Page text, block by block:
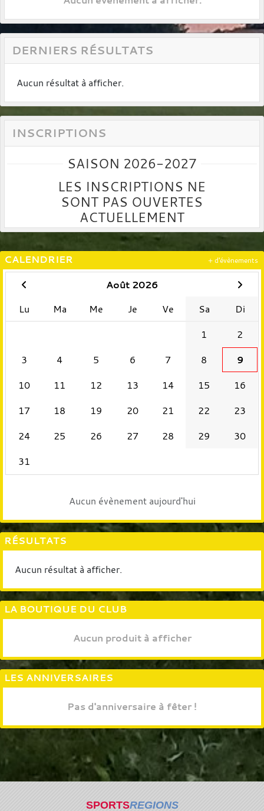
DERNIERS RÉSULTATS
Aucun résultat à afficher.
INSCRIPTIONS
SAISON 2026-2027
LES INSCRIPTIONS NE
SONT PAS OUVERTES
ACTUELLEMENT
CALENDRIER
Août 2026
Lu
Ma Me Je Ve Sa
Di
1
2
3
4 5 6 7 8
9
10
11 12 13 14 15
16
17
18 19 20 21 22
23
24
25 26 27 28 29
30
31
Aucun évènement aujourd'hui
+ d'évènements
RÉSULTATS
Aucun résultat à afficher.
LA BOUTIQUE DU CLUB
Aucun produit à afficher
LES ANNIVERSAIRES
Pas d'anniversaire à fêter !
SPORTSREGIONS